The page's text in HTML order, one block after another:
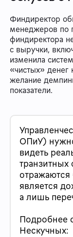
Финдиректор
менеджеров по
финдиректора
с выручки,
изменила
«чистых» денег
желание
показатели.
ОПиУ)
видеть
транзитных
отражаются
является
а лишь
Подробнее
Нескучных: